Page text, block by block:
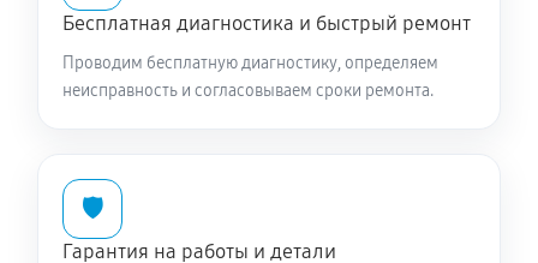
Бесплатная диагностика и быстрый ремонт
Проводим бесплатную диагностику, определяем
неисправность и согласовываем сроки ремонта.
🛡️
Гарантия на работы и детали